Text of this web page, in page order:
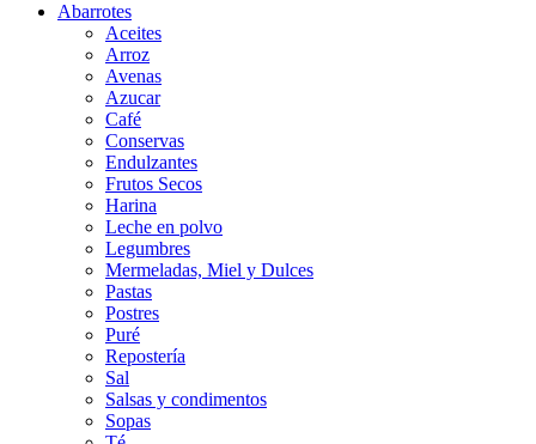
Abarrotes
Aceites
Arroz
Avenas
Azucar
Café
Conservas
Endulzantes
Frutos Secos
Harina
Leche en polvo
Legumbres
Mermeladas, Miel y Dulces
Pastas
Postres
Puré
Repostería
Sal
Salsas y condimentos
Sopas